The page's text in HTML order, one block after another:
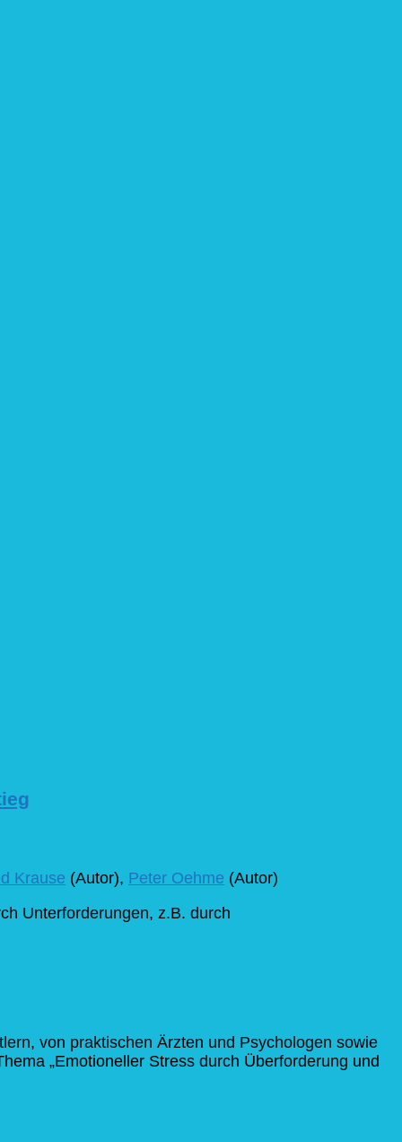
Krause (Autor), Peter Oehme (Autor)
Unterforderungen, z.B. durch
von praktischen Ärzten und Psychologen sowie
„Emotioneller Stress durch Überforderung und